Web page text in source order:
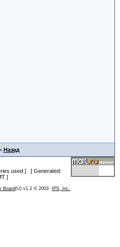
Назад
used ] [ Generated:
]
Board(U) v1.2 © 2003 IPS, Inc.